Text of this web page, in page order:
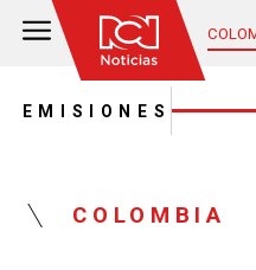
EMISIONES
COLOMBIA